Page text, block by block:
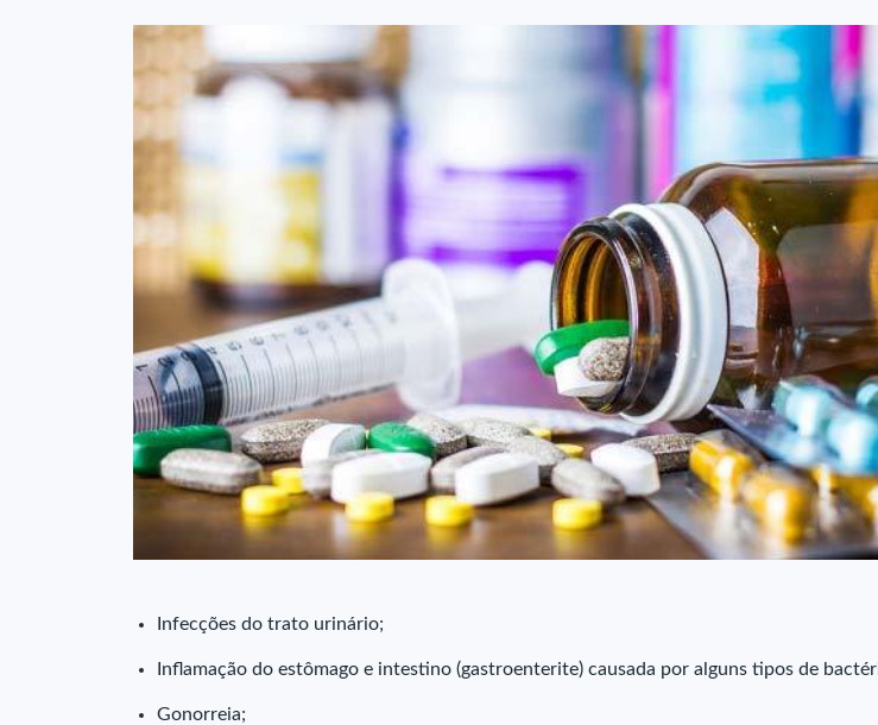
Infecções do trato urinário;
Inflamação do estômago e intestino (gastroenterite) causada por alguns tipos de
Gonorreia;